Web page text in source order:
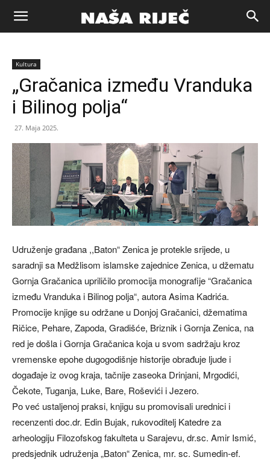
Naša
riječ
Kultura
„Gračanica između Vranduka
i Bilinog polja“
27. Maja 2025.
Udruženje građana ,,Baton“ Zenica je protekle srijede, u
saradnji sa Medžlisom islamske zajednice Zenica, u džematu
Gornja Gračanica upriličilo promocija monografije “Gračanica
između Vranduka i Bilinog polja“, autora Asima Kadrića.
Promocije knjige su održane u Donjoj Gračanici, džematima
Ričice, Pehare, Zapoda, Gradišće, Briznik i Gornja Zenica, na
red je došla i Gornja Gračanica koja u svom sadržaju kroz
vremenske epohe dugogodišnje historije obrađuje ljude i
događaje iz ovog kraja, tačnije zaseoka Drinjani, Mrgodići,
Čekote, Tuganja, Luke, Bare, Roševići i Jezero.
Po već ustaljenoj praksi, knjigu su promovisali urednici i
recenzenti doc.dr. Edin Bujak, rukovoditelj Katedre za
arheologiju Filozofskog fakulteta u Sarajevu, dr.sc. Amir Ismić,
predsjednik udruženja „Baton“ Zenica, mr. sc. Sumedin-ef.